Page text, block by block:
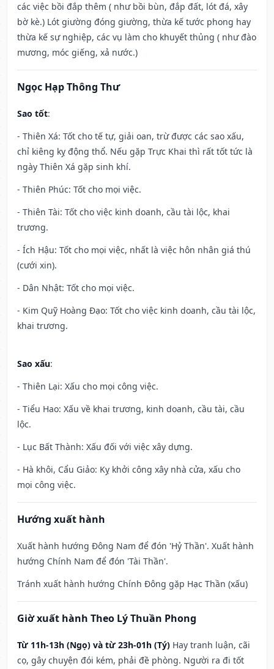
các việc bồi đắp thêm ( như bồi bùn, đắp đất, lót đá, xây
bờ kè.) Lót giường đóng giường, thừa kế tước phong hay
thừa kế sự nghiệp, các vụ làm cho khuyết thủng ( như đào
mương, móc giếng, xả nước.)
Ngọc Hạp Thông Thư
Sao tốt:
- Thiên Xá: Tốt cho tế tự, giải oan, trừ được các sao xấu,
chỉ kiêng kỵ động thổ. Nếu gặp Trực Khai thì rất tốt tức là
ngày Thiên Xá gặp sinh khí.
- Thiên Phúc: Tốt cho mọi việc.
- Thiên Tài: Tốt cho việc kinh doanh, cầu tài lộc, khai
trương.
- Ích Hậu: Tốt cho mọi việc, nhất là việc hôn nhân giá thú
(cưới xin).
- Dân Nhật: Tốt cho mọi việc.
- Kim Quỹ Hoàng Đạo: Tốt cho việc kinh doanh, cầu tài lộc,
khai trương.
Sao xấu:
- Thiên Lại: Xấu cho mọi công việc.
- Tiểu Hao: Xấu về khai trương, kinh doanh, cầu tài, cầu
lộc.
- Lục Bất Thành: Xấu đối với việc xây dựng.
- Hà khôi, Cẩu Giảo: Kỵ khởi công xây nhà cửa, xấu cho
mọi công việc.
Hướng xuất hành
Xuất hành hướng Đông Nam để đón 'Hỷ Thần'. Xuất hành
hướng Chính Nam để đón 'Tài Thần'.
Tránh xuất hành hướng Chính Đông gặp Hạc Thần (xấu)
Giờ xuất hành Theo Lý Thuần Phong
Từ 11h-13h (Ngọ) và từ 23h-01h (Tý) Hay tranh luận, cãi
cọ, gây chuyện đói kém, phải đề phòng. Người ra đi tốt